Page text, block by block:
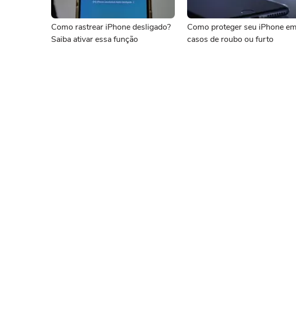
Como rastrear iPhone desligado?
Saiba ativar essa função
Como proteger seu iPhone em
casos de roubo ou furto